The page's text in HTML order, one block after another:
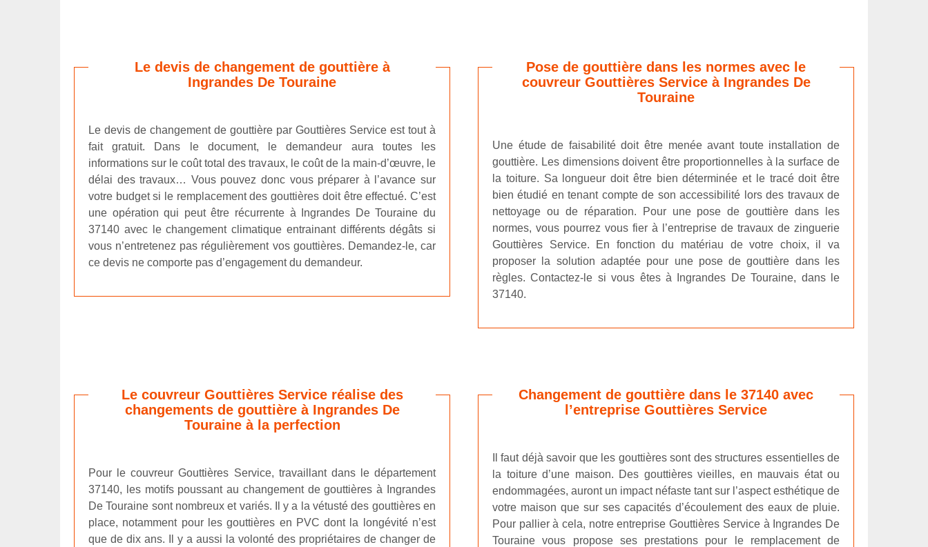
Le devis de changement de gouttière à
Ingrandes De Touraine
Le devis de changement de gouttière par Gouttières Service est tout à
fait gratuit. Dans le document, le demandeur aura toutes les
informations sur le coût total des travaux, le coût de la main-d’œuvre, le
délai des travaux… Vous pouvez donc vous préparer à l’avance sur
votre budget si le remplacement des gouttières doit être effectué. C’est
une opération qui peut être récurrente à Ingrandes De Touraine du
37140 avec le changement climatique entrainant différents dégâts si
vous n’entretenez pas régulièrement vos gouttières. Demandez-le, car
ce devis ne comporte pas d’engagement du demandeur.
Pose de gouttière dans les normes avec le
couvreur Gouttières Service à Ingrandes De
Touraine
Une étude de faisabilité doit être menée avant toute installation de
gouttière. Les dimensions doivent être proportionnelles à la surface de
la toiture. Sa longueur doit être bien déterminée et le tracé doit être
bien étudié en tenant compte de son accessibilité lors des travaux de
nettoyage ou de réparation. Pour une pose de gouttière dans les
normes, vous pourrez vous fier à l’entreprise de travaux de zinguerie
Gouttières Service. En fonction du matériau de votre choix, il va
proposer la solution adaptée pour une pose de gouttière dans les
règles. Contactez-le si vous êtes à Ingrandes De Touraine, dans le
37140.
Le couvreur Gouttières Service réalise des
changements de gouttière à Ingrandes De
Touraine à la perfection
Pour le couvreur Gouttières Service, travaillant dans le département
37140, les motifs poussant au changement de gouttières à Ingrandes
De Touraine sont nombreux et variés. Il y a la vétusté des gouttières en
place, notamment pour les gouttières en PVC dont la longévité n’est
que de dix ans. Il y a aussi la volonté des propriétaires de changer de
Changement de gouttière dans le 37140 avec
l’entreprise Gouttières Service
Il faut déjà savoir que les gouttières sont des structures essentielles de
la toiture d’une maison. Des gouttières vieilles, en mauvais état ou
endommagées, auront un impact néfaste tant sur l’aspect esthétique de
votre maison que sur ses capacités d’écoulement des eaux de pluie.
Pour pallier à cela, notre entreprise Gouttières Service à Ingrandes De
Touraine vous propose ses prestations pour le remplacement de